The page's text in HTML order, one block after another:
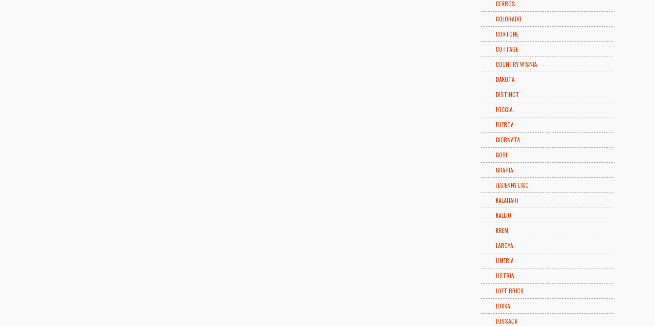
CERROS
COLORADO
CORTONE
COTTAGE
COUNTRY WISNIA
DAKOTA
DISTINCT
FOGGIA
FUERTA
GIORNATA
GOBI
GRAPIA
JESIENNY LISC
KALAHARI
KALLIO
KREM
LAROYA
LIMERIA
LISTRIA
LOFT BRICK
LUKKA
LUSSACA